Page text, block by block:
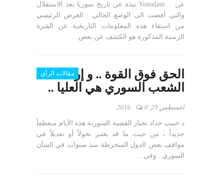
عن : Yonadam نبذة عن تاريخ سوريا بعد الاستقلال
والتي أفضت الى الوضع الحالي . الغرض الرئيسي
من استقاء هذه المعلومات التاريخية عن الفترة
الزمنية المذكورة هو الكشف عن بعض…
مقالات الرأيالحق فوق القوة .. و إرادة
الشعب السوري هي العليا ..
أغسطس 29, 2016 0
د.حبيب حداد تجتاز القضية السورية هذه الأيام منعطفاً
جديداً ، من حيث ما قد يعتبر تحولاً أو تعديلاً في
مواقف بعض الدول المنخرطة منذ سنوات في الشأن
السوري . وفي…